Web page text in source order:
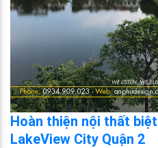
Hoàn thiện nội thất
LakeView City Quận 2